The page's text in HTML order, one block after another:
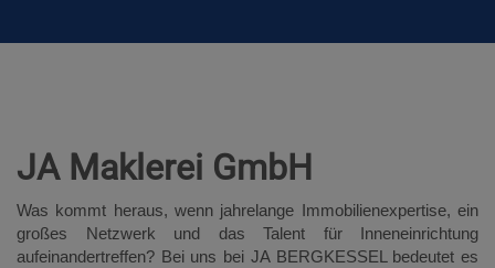
JA Maklerei GmbH
Was kommt heraus, wenn jahrelange Immobilienexpertise, ein
großes Netzwerk und das Talent für Inneneinrichtung
aufeinandertreffen? Bei uns bei JA BERGKESSEL bedeutet es